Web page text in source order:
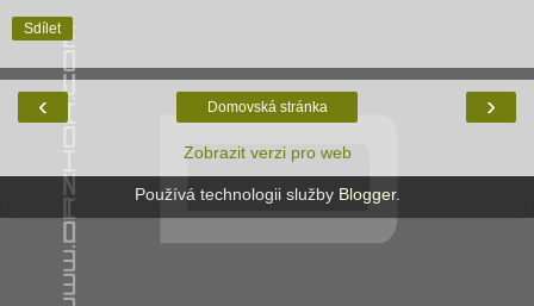
Sdílet
‹ ›
Domovská stránka
Zobrazit verzi pro web
Používá technologii služby Blogger.